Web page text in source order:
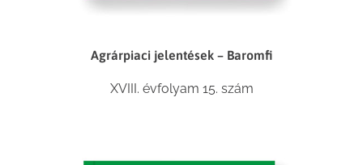
Agrárpiaci jelentések – Baromfi
XVIII. évfolyam 15. szám